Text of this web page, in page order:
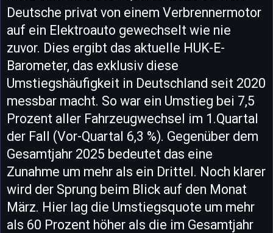
Deutsche privat von einem Verbrennermotor
auf ein Elektroauto gewechselt wie nie
zuvor. Dies ergibt das aktuelle HUK-E-
Barometer, das exklusiv diese
Umstiegshäufigkeit in Deutschland seit 2020
messbar macht. So war ein Umstieg bei 7,5
Prozent aller Fahrzeugwechsel im 1.Quartal
der Fall (Vor-Quartal 6,3 %). Gegenüber dem
Gesamtjahr 2025 bedeutet das eine
Zunahme um mehr als ein Drittel. Noch klarer
wird der Sprung beim Blick auf den Monat
März. Hier lag die Umstiegsquote um mehr
als 60 Prozent höher als die im Gesamtjahr